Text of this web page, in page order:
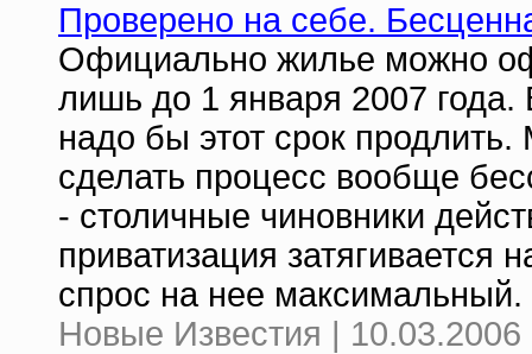
Проверено на себе.
Официально жилье можно
лишь до 1 января 2007 года.
надо бы этот срок
сделать процесс вообще
- столичные чиновники
приватизация затягивается
спрос на нее максимальный.
Новые Известия | 10.03.2006